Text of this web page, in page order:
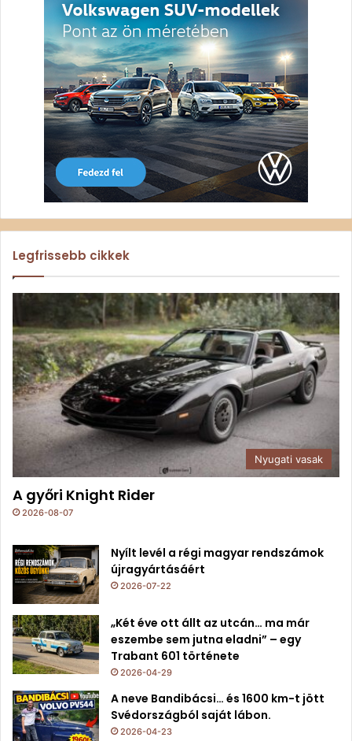
Legfrissebb cikkek
Nyugati vasak
A győri Knight Rider
2026-08-07
Nyílt levél a régi magyar rendszámok
újragyártásáért
2026-07-22
„Két éve ott állt az utcán… ma már
eszembe sem jutna eladni” – egy
Trabant 601 története
2026-04-29
A neve Bandibácsi… és 1600 km-t jött
Svédországból saját lábon.
2026-04-23